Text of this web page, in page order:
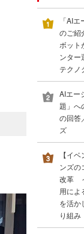
「AI
のご紹
ボット
ンター
テクノ
AIエー
題」へ
の回答
ズ
【イ
ンズの
改革
用によ
を活か
り組み